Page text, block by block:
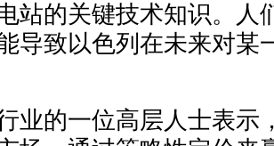
站的关键技术知识。人
导致以色列在未来对某
业的一位高层人士表示